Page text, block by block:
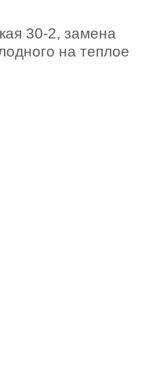
30-2, замена
на теплое